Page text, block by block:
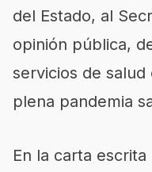
del Estado, al
opinión pública,
servicios de
plena pandemia
En la carta